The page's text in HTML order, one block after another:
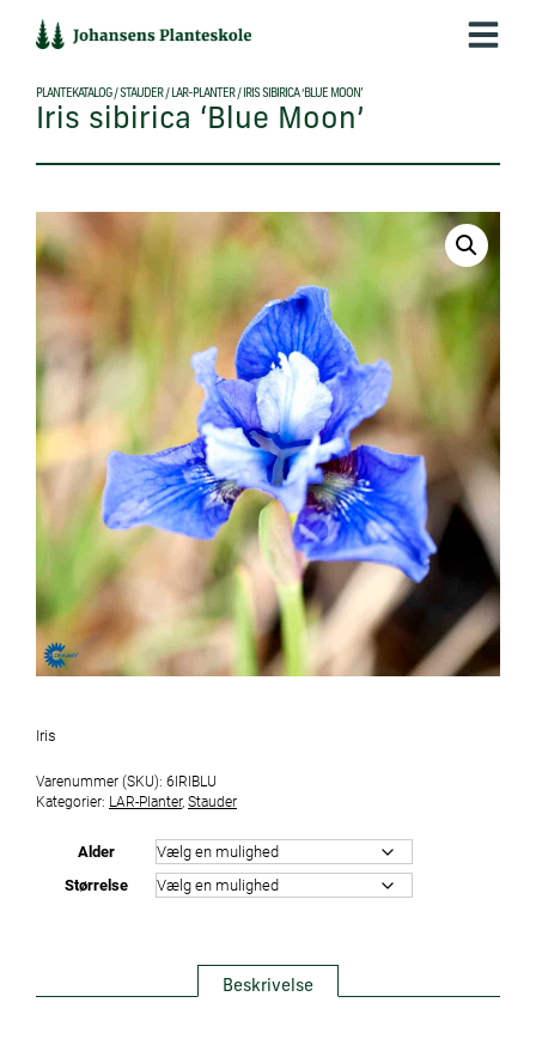
indholdet
PLANTEKATALOG/STAUDER/ LAR-PLANTER/ IRIS SIBIRICA ‘BLUE MOON’
Iris sibirica ‘Blue Moon’
Iris
Varenummer (SKU): 6IRIBLU
Kategorier: LAR-Planter, Stauder
Alder
Størrelse
Beskrivelse